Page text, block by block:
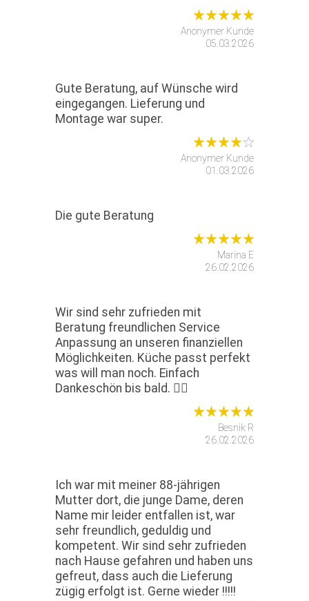
Anonymer Kunde
05.03.2026
Gute Beratung, auf Wünsche wird
eingegangen. Lieferung und
Montage war super.
Anonymer Kunde
01.03.2026
Die gute Beratung
Marina E
26.02.2026
Wir sind sehr zufrieden mit
Beratung freundlichen Service
Anpassung an unseren finanziellen
Möglichkeiten. Küche passt perfekt
was will man noch. Einfach
Dankeschön bis bald. 🙋‍♂️
Besnik R
26.02.2026
Ich war mit meiner 88-jährigen
Mutter dort, die junge Dame, deren
Name mir leider entfallen ist, war
sehr freundlich, geduldig und
kompetent. Wir sind sehr zufrieden
nach Hause gefahren und haben uns
gefreut, dass auch die Lieferung
zügig erfolgt ist. Gerne wieder !!!!!